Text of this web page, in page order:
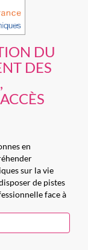
DU
DES
en
sur la vie
de pistes
face à